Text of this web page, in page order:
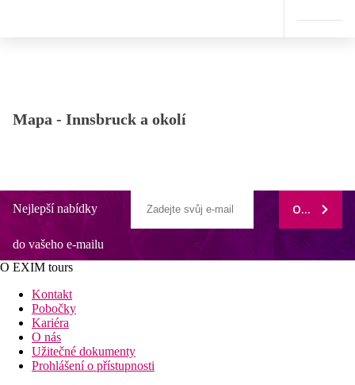
Mapa - Innsbruck a okolí
Nejlepší nabídky
do vašeho e-mailu
ODEBÍRAT
O EXIM tours
Kontakt
Pobočky
Kariéra
O nás
Užitečné dokumenty
Prohlášení o přístupnosti